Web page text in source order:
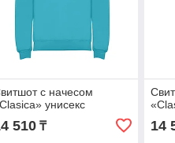
с начесом
унисекс
510₸ 14